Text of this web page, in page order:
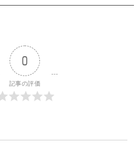
0
記事の評価